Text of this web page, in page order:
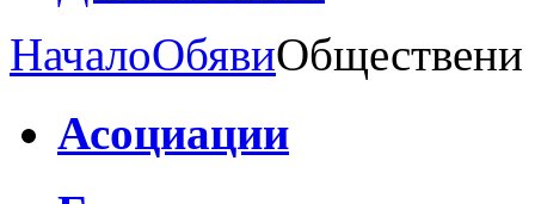
НачалоОбявиОбществени
Асоциации